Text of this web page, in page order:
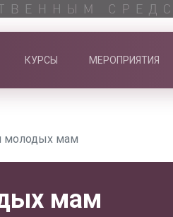
КУРСЫ МЕРОПРИЯТИЯ
молодых мам
мам